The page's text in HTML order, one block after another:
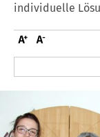
individuelle